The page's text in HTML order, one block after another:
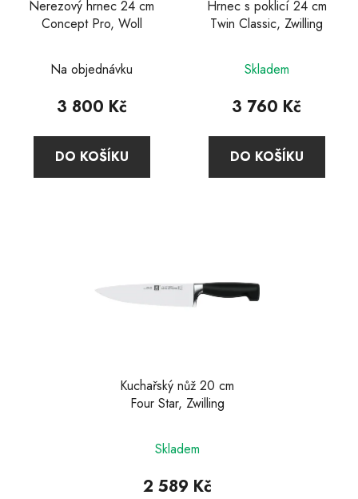
Nerezový hrnec 24 cm
Concept Pro, Woll
hodnocení
produktu
5,0
z
Na objednávku
3 800 Kč
DO KOŠÍKU
Hrnec s poklicí 24 cm
Twin Classic, Zwilling
hodnocení
produktu
4,9
z
Skladem
3 760 Kč
DO KOŠÍKU
Kuchařský nůž 20 cm
Four Star, Zwilling
hodnocení
produktu
Skladem
2 589 Kč